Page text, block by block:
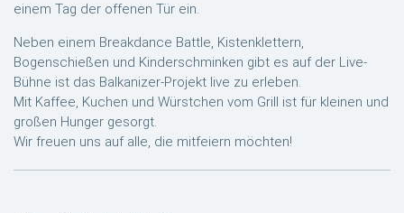
einem Tag der offenen Tür ein.
Neben einem Breakdance Battle, Kistenklettern,
Bogenschießen und Kinderschminken gibt es auf der Live-
Bühne ist das Balkanizer-Projekt live zu erleben.
Mit Kaffee, Kuchen und Würstchen vom Grill ist für kleinen und
großen Hunger gesorgt.
Wir freuen uns auf alle, die mitfeiern möchten!